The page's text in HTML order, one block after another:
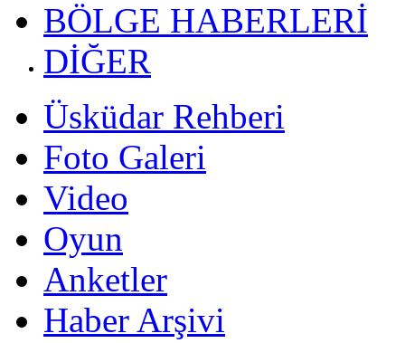
BÖLGE HABERLERİ
DİĞER
Üsküdar Rehberi
Foto Galeri
Video
Oyun
Anketler
Haber Arşivi